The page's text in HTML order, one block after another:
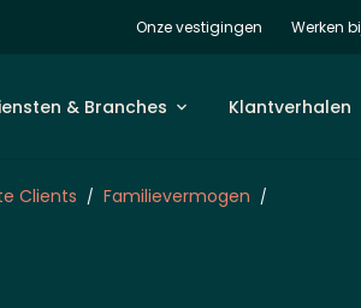
Onze vestigingen Werken
& Branches Klantverhalen
Clients
Familievermogen